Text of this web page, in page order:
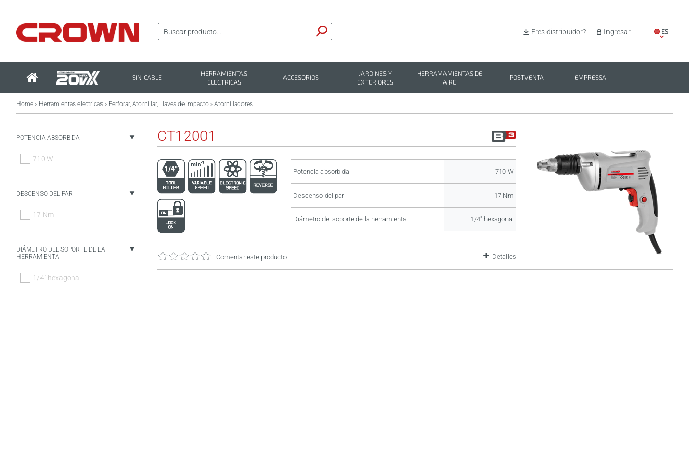
ES
Ingresar
Eres distribuidor?
SIN CABLE
HERRAMIENTAS
ELECTRICAS
ACCESORIOS
JARDINES Y
EXTERIORES
HERRAMAMIENTAS DE
AIRE
POSTVENTA EMPRESSA
Home > Herramientas electricas > Perforar, Atornillar, Llaves de impacto > Atornilladores
POTENCIA ABSORBIDA
710 W
DESCENSO DEL PAR
17 Nm
DIÁMETRO DEL SOPORTE DE LA
HERRAMIENTA
1/4" hexagonal
CT12001
Potencia absorbida 710 W
Descenso del par 17 Nm
Diámetro del soporte de la herramienta 1/4" hexagonal
Comentar este producto Detalles